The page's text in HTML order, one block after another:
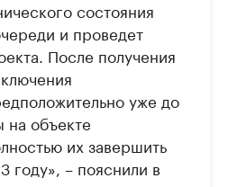
состояния
и проведет
После получения
уже до
на объекте
их завершить
году», – пояснили в